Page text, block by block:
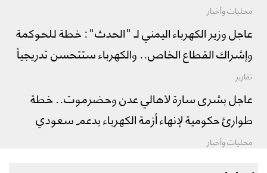
محليات وأخبار
عاجل وزير الكهرباء اليمني لـ "الحدث": خطة للحوكمة
وإشراك القطاع الخاص.. والكهرباء ستتحسن تدريجياً
تقارير
عاجل بشرى سارة لأهالي عدن وحضرموت.. خطة
طوارئ حكومية لإنهاء أزمة الكهرباء بدعم سعودي
محليات وأخبار